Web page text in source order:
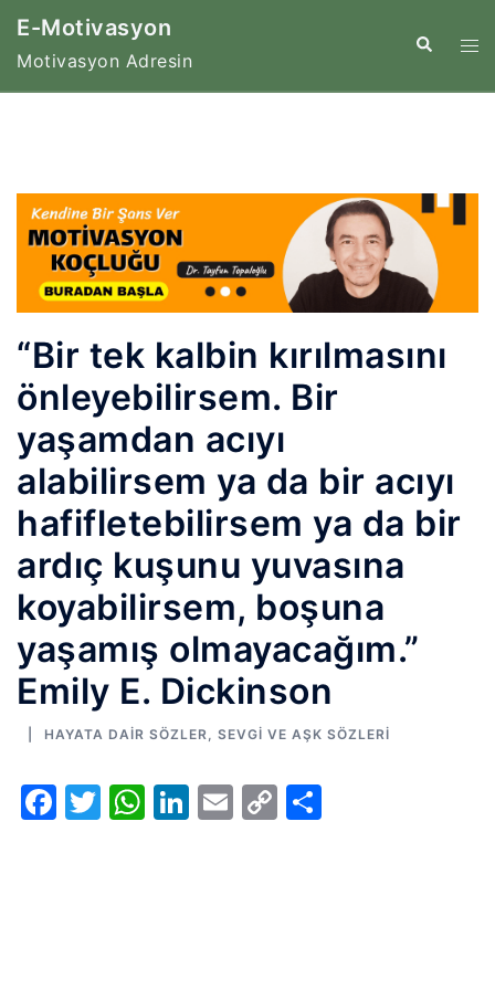
İçeriğe
E-Motivasyon
Motivasyon Adresin
Search
“Bir tek kalbin kırılmasını
önleyebilirsem. Bir
yaşamdan acıyı
alabilirsem ya da bir acıyı
hafifletebilirsem ya da bir
ardıç kuşunu yuvasına
koyabilirsem, boşuna
yaşamış olmayacağım.”
Emily E. Dickinson
HAYATA DAIR SÖZLER SEVGI VE AŞK SÖZLERI
Facebook
Twitter
WhatsApp
LinkedIn
Email
Copy